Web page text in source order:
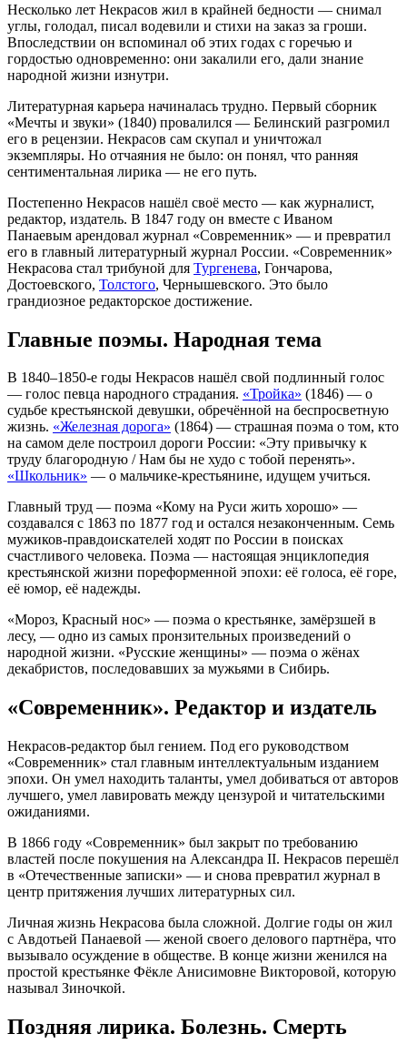
Несколько лет Некрасов жил в крайней бедности — снимал
углы, голодал, писал водевили и стихи на заказ за гроши.
Впоследствии он вспоминал об этих годах с горечью и
гордостью одновременно: они закалили его, дали знание
народной жизни изнутри.
Литературная карьера начиналась трудно. Первый сборник
«Мечты и звуки» (1840) провалился — Белинский разгромил
его в рецензии. Некрасов сам скупал и уничтожал
экземпляры. Но отчаяния не было: он понял, что ранняя
сентиментальная лирика — не его путь.
Постепенно Некрасов нашёл своё место — как журналист,
редактор, издатель. В 1847 году он вместе с Иваном
Панаевым арендовал журнал «Современник» — и превратил
его в главный литературный журнал России. «Современник»
Некрасова стал трибуной для Тургенева, Гончарова,
Достоевского, Толстого, Чернышевского. Это было
грандиозное редакторское достижение.
Главные поэмы. Народная тема
В 1840–1850-е годы Некрасов нашёл свой подлинный голос
— голос певца народного страдания. «Тройка» (1846) — о
судьбе крестьянской девушки, обречённой на беспросветную
жизнь. «Железная дорога» (1864) — страшная поэма о том, кто
на самом деле построил дороги России: «Эту привычку к
труду благородную / Нам бы не худо с тобой перенять».
«Школьник» — о мальчике-крестьянине, идущем учиться.
Главный труд — поэма «Кому на Руси жить хорошо» —
создавался с 1863 по 1877 год и остался незаконченным. Семь
мужиков-правдоискателей ходят по России в поисках
счастливого человека. Поэма — настоящая энциклопедия
крестьянской жизни пореформенной эпохи: её голоса, её горе,
её юмор, её надежды.
«Мороз, Красный нос» — поэма о крестьянке, замёрзшей в
лесу, — одно из самых пронзительных произведений о
народной жизни. «Русские женщины» — поэма о жёнах
декабристов, последовавших за мужьями в Сибирь.
«Современник». Редактор и издатель
Некрасов-редактор был гением. Под его руководством
«Современник» стал главным интеллектуальным изданием
эпохи. Он умел находить таланты, умел добиваться от авторов
лучшего, умел лавировать между цензурой и читательскими
ожиданиями.
В 1866 году «Современник» был закрыт по требованию
властей после покушения на Александра II. Некрасов перешёл
в «Отечественные записки» — и снова превратил журнал в
центр притяжения лучших литературных сил.
Личная жизнь Некрасова была сложной. Долгие годы он жил
с Авдотьей Панаевой — женой своего делового партнёра, что
вызывало осуждение в обществе. В конце жизни женился на
простой крестьянке Фёкле Анисимовне Викторовой, которую
называл Зиночкой.
Поздняя лирика. Болезнь. Смерть